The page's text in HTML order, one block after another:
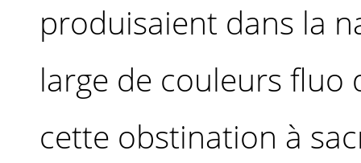
produisaient dans la
large de couleurs fluo
cette obstination à